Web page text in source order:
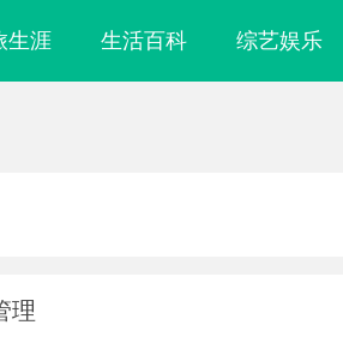
生涯 生活百科 综艺娱乐
理